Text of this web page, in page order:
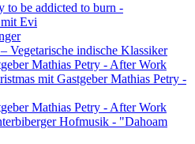
to be addicted to burn -
Evi
Vegetarische indische Klassiker
Mathias Petry - After Work
mit Gastgeber Mathias Petry -
Mathias Petry - After Work
Hofmusik - "Dahoam